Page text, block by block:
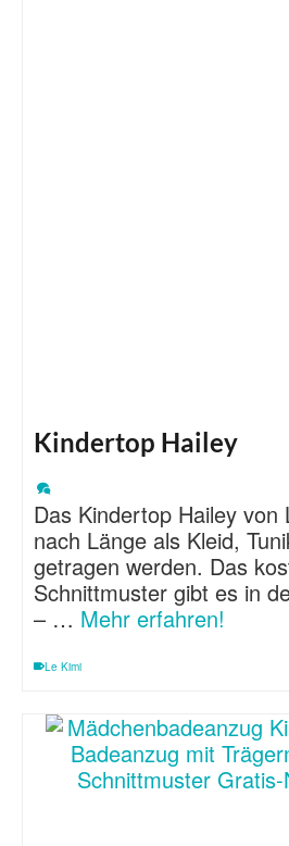
Kindertop Hailey
Das Kindertop Hailey von
nach Länge als Kleid,
getragen werden. Das
Schnittmuster gibt es in
– … Mehr erfahren!
Le Kimi